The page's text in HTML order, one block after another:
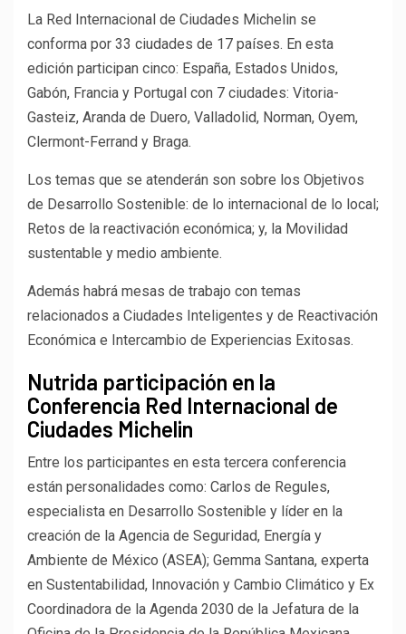
La Red Internacional de Ciudades Michelin se
conforma por 33 ciudades de 17 países. En esta
edición participan cinco: España, Estados Unidos,
Gabón, Francia y Portugal con 7 ciudades: Vitoria-
Gasteiz, Aranda de Duero, Valladolid, Norman, Oyem,
Clermont-Ferrand y Braga.
Los temas que se atenderán son sobre los Objetivos
de Desarrollo Sostenible: de lo internacional de lo local;
Retos de la reactivación económica; y, la Movilidad
sustentable y medio ambiente.
Además habrá mesas de trabajo con temas
relacionados a Ciudades Inteligentes y de Reactivación
Económica e Intercambio de Experiencias Exitosas.
Nutrida participación en la
Conferencia Red Internacional de
Ciudades Michelin
Entre los participantes en esta tercera conferencia
están personalidades como: Carlos de Regules,
especialista en Desarrollo Sostenible y líder en la
creación de la Agencia de Seguridad, Energía y
Ambiente de México (ASEA); Gemma Santana, experta
en Sustentabilidad, Innovación y Cambio Climático y Ex
Coordinadora de la Agenda 2030 de la Jefatura de la